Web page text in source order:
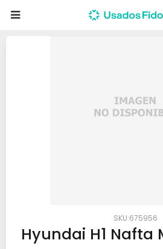

675956
Hyundai H1 Nafta